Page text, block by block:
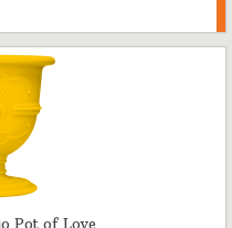
Pot of Love